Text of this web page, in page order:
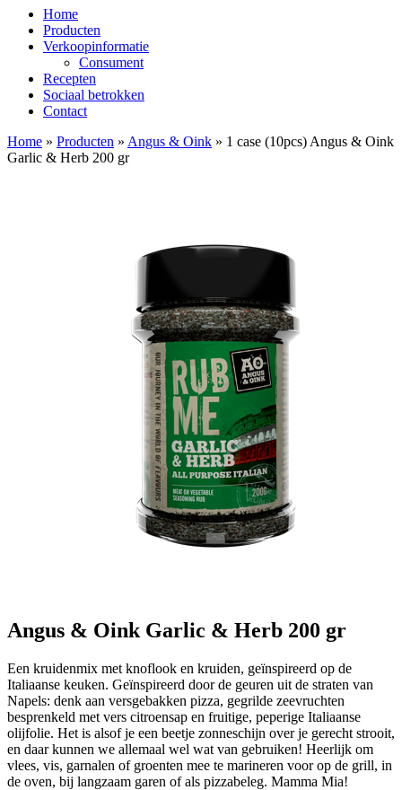
Home
Producten
Verkoopinformatie
Consument
Recepten
Sociaal betrokken
Contact
Home » Producten » Angus & Oink » 1 case (10pcs) Angus & Oink
Garlic & Herb 200 gr
Angus & Oink Garlic & Herb 200 gr
Een kruidenmix met knoflook en kruiden, geïnspireerd op de
Italiaanse keuken. Geïnspireerd door de geuren uit de straten van
Napels: denk aan versgebakken pizza, gegrilde zeevruchten
besprenkeld met vers citroensap en fruitige, peperige Italiaanse
olijfolie. Het is alsof je een beetje zonneschijn over je gerecht strooit,
en daar kunnen we allemaal wel wat van gebruiken! Heerlijk om
vlees, vis, garnalen of groenten mee te marineren voor op de grill, in
de oven, bij langzaam garen of als pizzabeleg. Mamma Mia!